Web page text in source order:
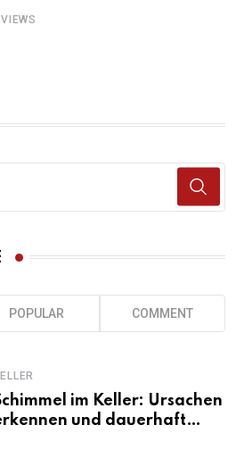
VIEWS
POPULAR COMMENT
im Keller: Ursachen
und dauerhaft